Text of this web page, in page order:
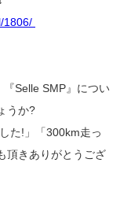
1806/
Selle SMP』につい
うか?
た!」「300km走っ
頂きありがとうござ